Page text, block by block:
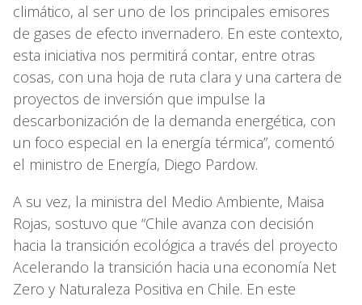
climático, al ser uno de los principales emisores
de gases de efecto invernadero. En este contexto,
esta iniciativa nos permitirá contar, entre otras
cosas, con una hoja de ruta clara y una cartera de
proyectos de inversión que impulse la
descarbonización de la demanda energética, con
un foco especial en la energía térmica”, comentó
el ministro de Energía, Diego Pardow.
A su vez, la ministra del Medio Ambiente, Maisa
Rojas, sostuvo que “Chile avanza con decisión
hacia la transición ecológica a través del proyecto
Acelerando la transición hacia una economía Net
Zero y Naturaleza Positiva en Chile. En este